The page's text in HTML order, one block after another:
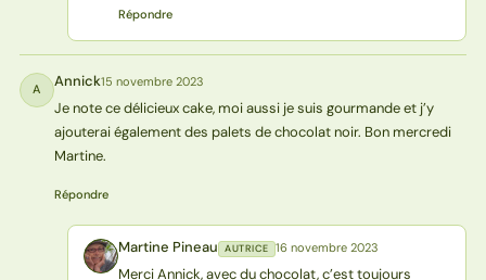
Répondre
A Annick15 novembre 2023
Je note ce délicieux cake, moi aussi je suis gourmande et j’y
ajouterai également des palets de chocolat noir. Bon mercredi
Martine.
Répondre
MP Martine Pineau AUTRICE 16 novembre 2023
Merci Annick, avec du chocolat, c’est toujours